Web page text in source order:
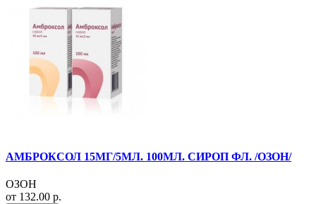
АМБРОКСОЛ 15МГ/5МЛ. 100МЛ. СИРОП ФЛ. /ОЗОН/
ОЗОН
от 132.00 р.